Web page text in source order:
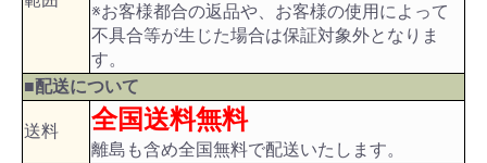
※お客様都合の返品や、お客様の使用によって
不具合等が生じた場合は保証対象外となりま
す。
■配送について
送料 全国送料無料
離島も含め全国無料で配送いたします。